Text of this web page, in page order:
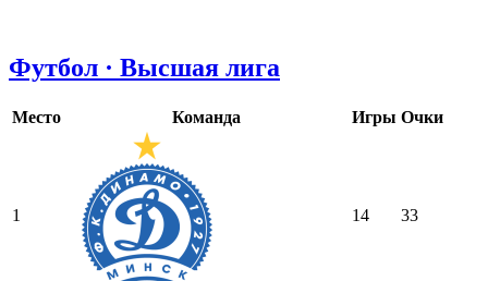
Футбол · Высшая лига
Место Команда Игры Очки
1 14 33